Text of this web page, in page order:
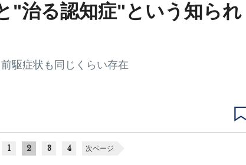
"治る認知症"という知られ
駆症状も同じくらい存在
1 2 3 4 次ページ